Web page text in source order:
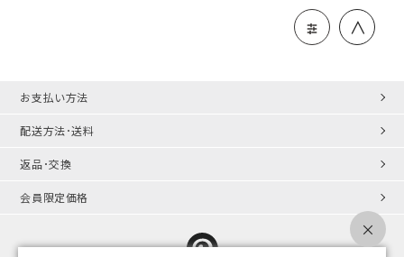
＞
お支払い方法
配送方法･送料
返品･交換
会員限定価格
×